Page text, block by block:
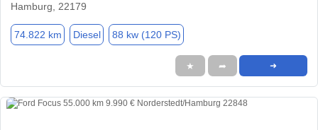
Hamburg, 22179
74.822 km Diesel 88 kw (120 PS)
★ ➦ ➜